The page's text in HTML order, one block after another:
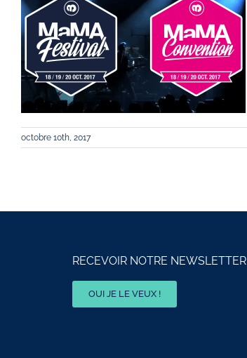
octobre 10th, 2017
RECEVOIR NOTRE NEWSLETTER
OUI JE LE VEUX !